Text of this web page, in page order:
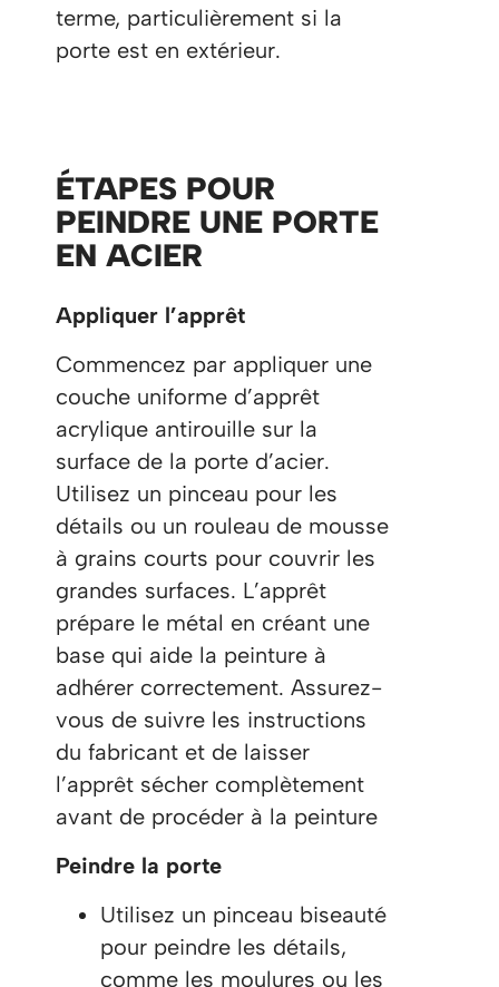
terme, particulièrement si la
porte est en extérieur.
ÉTAPES POUR
PEINDRE UNE PORTE
EN ACIER
Appliquer l’apprêt
Commencez par appliquer une
couche uniforme d’apprêt
acrylique antirouille sur la
surface de la porte d’acier.
Utilisez un pinceau pour les
détails ou un rouleau de mousse
à grains courts pour couvrir les
grandes surfaces. L’apprêt
prépare le métal en créant une
base qui aide la peinture à
adhérer correctement. Assurez-
vous de suivre les instructions
du fabricant et de laisser
l’apprêt sécher complètement
avant de procéder à la peinture​
Peindre la porte
Utilisez un pinceau biseauté
pour peindre les détails,
comme les moulures ou les